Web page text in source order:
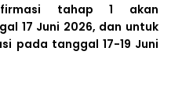
tahap 1 akan
17 Juni 2026, dan untuk
pada tanggal 17-19 Juni